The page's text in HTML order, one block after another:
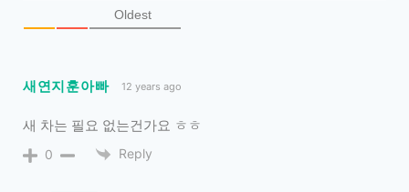
Oldest
새연지훈아빠 12 years ago
새 차는 필요 없는건가요 ㅎㅎ
0 Reply